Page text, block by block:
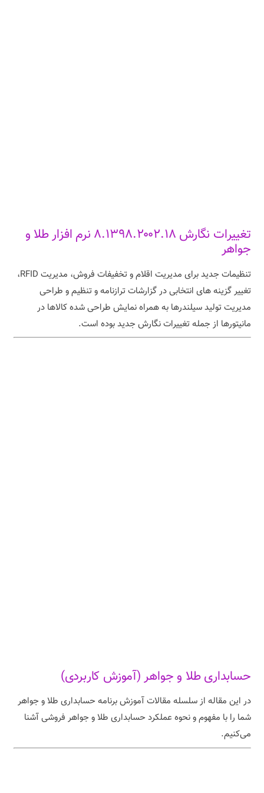
تغییرات نگارش ۸.۱۳۹۸.۲۰۰۲.۱۸ نرم افزار طلا و
جواهر
تنظیمات جدید برای مدیریت اقلام و تخفیفات فروش، مدیریت RFID،
تغییر گزینه های انتخابی در گزارشات ترازنامه و تنظیم و طراحی
مدیریت تولید سیلندرها به همراه نمایش طراحی شده کالاها در
مانیتورها از جمله تغییرات نگارش جدید بوده است.
حسابداری طلا و جواهر (آموزش کاربردی)
در این مقاله از سلسله مقالات آموزش برنامه حسابداری طلا و جواهر
شما را با مفهوم و نحوه عملکرد حسابداری طلا و جواهر فروشی آشنا
می‌کنیم.